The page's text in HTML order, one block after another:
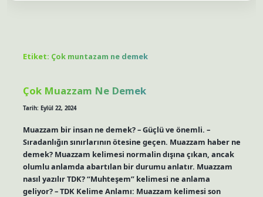
Etiket: Çok muntazam ne demek
Çok Muazzam Ne Demek
Tarih: Eylül 22, 2024
Muazzam bir insan ne demek? – Güçlü ve önemli. –
Sıradanlığın sınırlarının ötesine geçen. Muazzam haber ne
demek? Muazzam kelimesi normalin dışına çıkan, ancak
olumlu anlamda abartılan bir durumu anlatır. Muazzam
nasıl yazılır TDK? “Muhteşem” kelimesi ne anlama
geliyor? – TDK Kelime Anlamı: Muazzam kelimesi son